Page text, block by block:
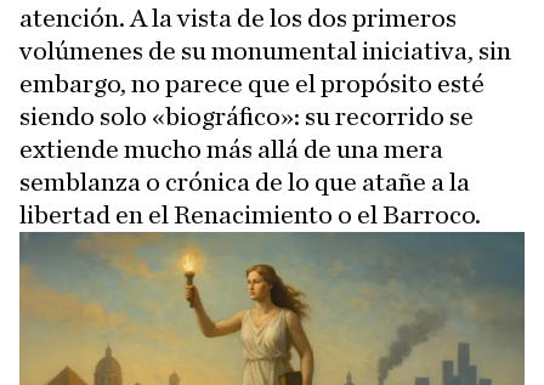
atención. A la vista de los dos primeros
volúmenes de su monumental iniciativa, sin
embargo, no parece que el propósito esté
siendo solo «biográfico»: su recorrido se
extiende mucho más allá de una mera
semblanza o crónica de lo que atañe a la
libertad en el Renacimiento o el Barroco.